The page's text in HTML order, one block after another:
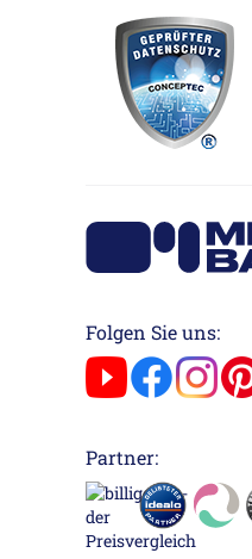
Folgen Sie uns:
Partner: